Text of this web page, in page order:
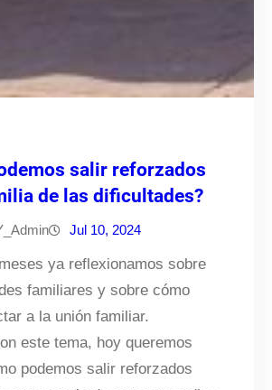
salir reforzados
de las dificultades?
Jul 10, 2024
ya reflexionamos sobre
familiares y sobre cómo
a la unión familiar.
este tema, hoy queremos
podemos salir reforzados